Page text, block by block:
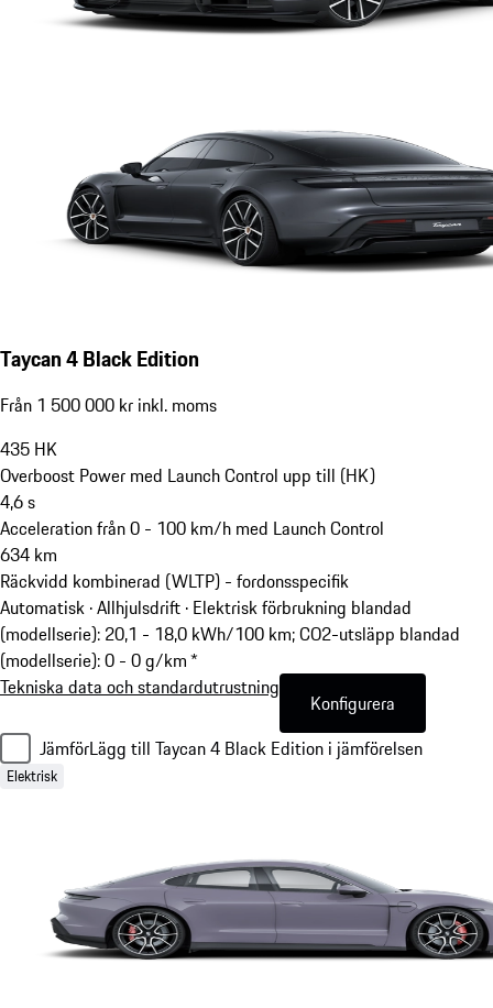
Taycan 4 Black Edition
Från 1 500 000 kr inkl. moms
435 HK
Overboost Power med Launch Control upp till (HK)
4,6s
Acceleration från 0 - 100 km/h med Launch Control
634 km
Räckvidd kombinerad (WLTP) - fordonsspecifik
Automatisk · Allhjulsdrift · Elektrisk förbrukning blandad
(modellserie): 20,1 - 18,0 kWh/100 km; CO2-utsläpp blandad
(modellserie): 0 - 0 g/km *
Tekniska data och standardutrustning
Konfigurera
JämförLägg till Taycan 4 Black Edition i jämförelsen
Elektrisk